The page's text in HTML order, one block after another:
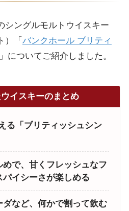
シングルモルトウイスキー
）「 バンクホール ブリティ
」についてご紹介しました。
イスキーのまとめ
る「ブリティッシュシン
めで、甘くフレッシュなフ
イシーさが楽しめる
など、何かで割って飲む